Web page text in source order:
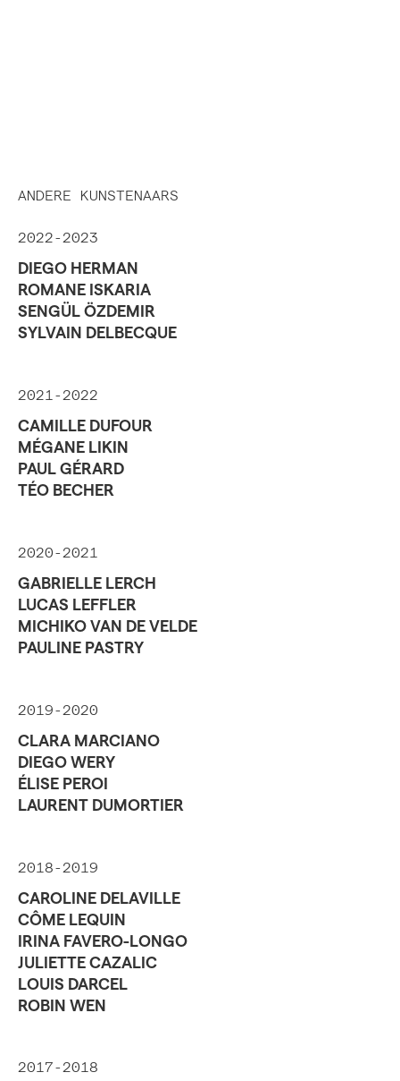
ANDERE KUNSTENAARS
2022-2023
DIEGO HERMAN
ROMANE ISKARIA
SENGÜL ÖZDEMIR
SYLVAIN DELBECQUE
2021-2022
CAMILLE DUFOUR
MÉGANE LIKIN
PAUL GÉRARD
TÉO BECHER
2020-2021
GABRIELLE LERCH
LUCAS LEFFLER
MICHIKO VAN DE VELDE
PAULINE PASTRY
2019-2020
CLARA MARCIANO
DIEGO WERY
ÉLISE PEROI
LAURENT DUMORTIER
2018-2019
CAROLINE DELAVILLE
CÔME LEQUIN
IRINA FAVERO-LONGO
JULIETTE CAZALIC
LOUIS DARCEL
ROBIN WEN
2017-2018